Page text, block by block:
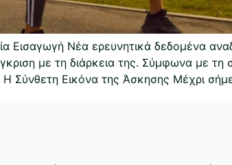
Εισαγωγή Νέα ερευνητικά δεδομένα
με τη διάρκεια της. Σύμφωνα με τη
Η Σύνθετη Εικόνα της Άσκησης Μέχρι